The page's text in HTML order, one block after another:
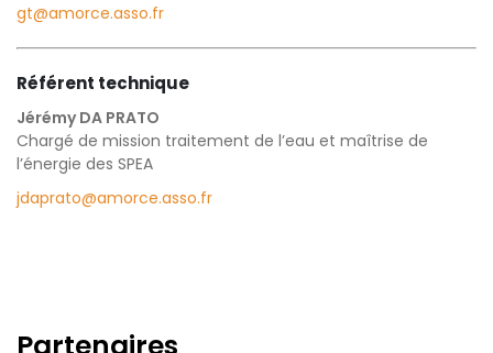
gt@amorce.asso.fr
Référent technique
Jérémy DA PRATO
Chargé de mission traitement de l’eau et maîtrise de
l’énergie des SPEA
jdaprato@amorce.asso.fr